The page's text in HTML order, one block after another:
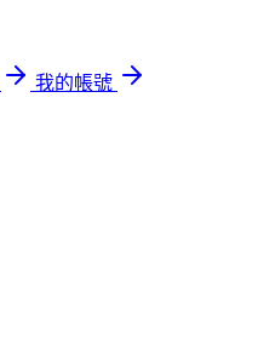
我的帳號